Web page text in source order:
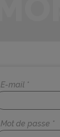
E-mail *
Mot de passe *